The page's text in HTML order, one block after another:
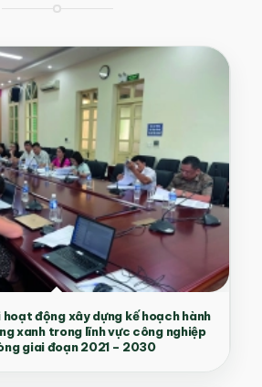
động xây dựng kế hoạch hành
xanh trong lĩnh vực công nghiệp
giai đoạn 2021 – 2030